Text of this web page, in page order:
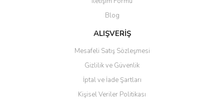
Blog
ALIŞVERİŞ
Mesafeli Satış Sözleşmesi
Gizlilik ve Güvenlik
İptal ve İade Şartları
Kişisel Veriler Politikası